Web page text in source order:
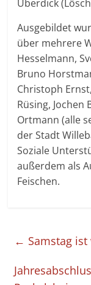
Überdick
Ausgebildet
über mehrere
Hesselmann,
Bruno
Christoph
Rüsing, Jochen
Ortmann (alle
der Stadt
Soziale
außerdem als
Feischen.
← Samstag